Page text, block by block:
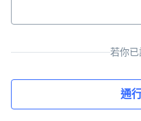
若你已
通